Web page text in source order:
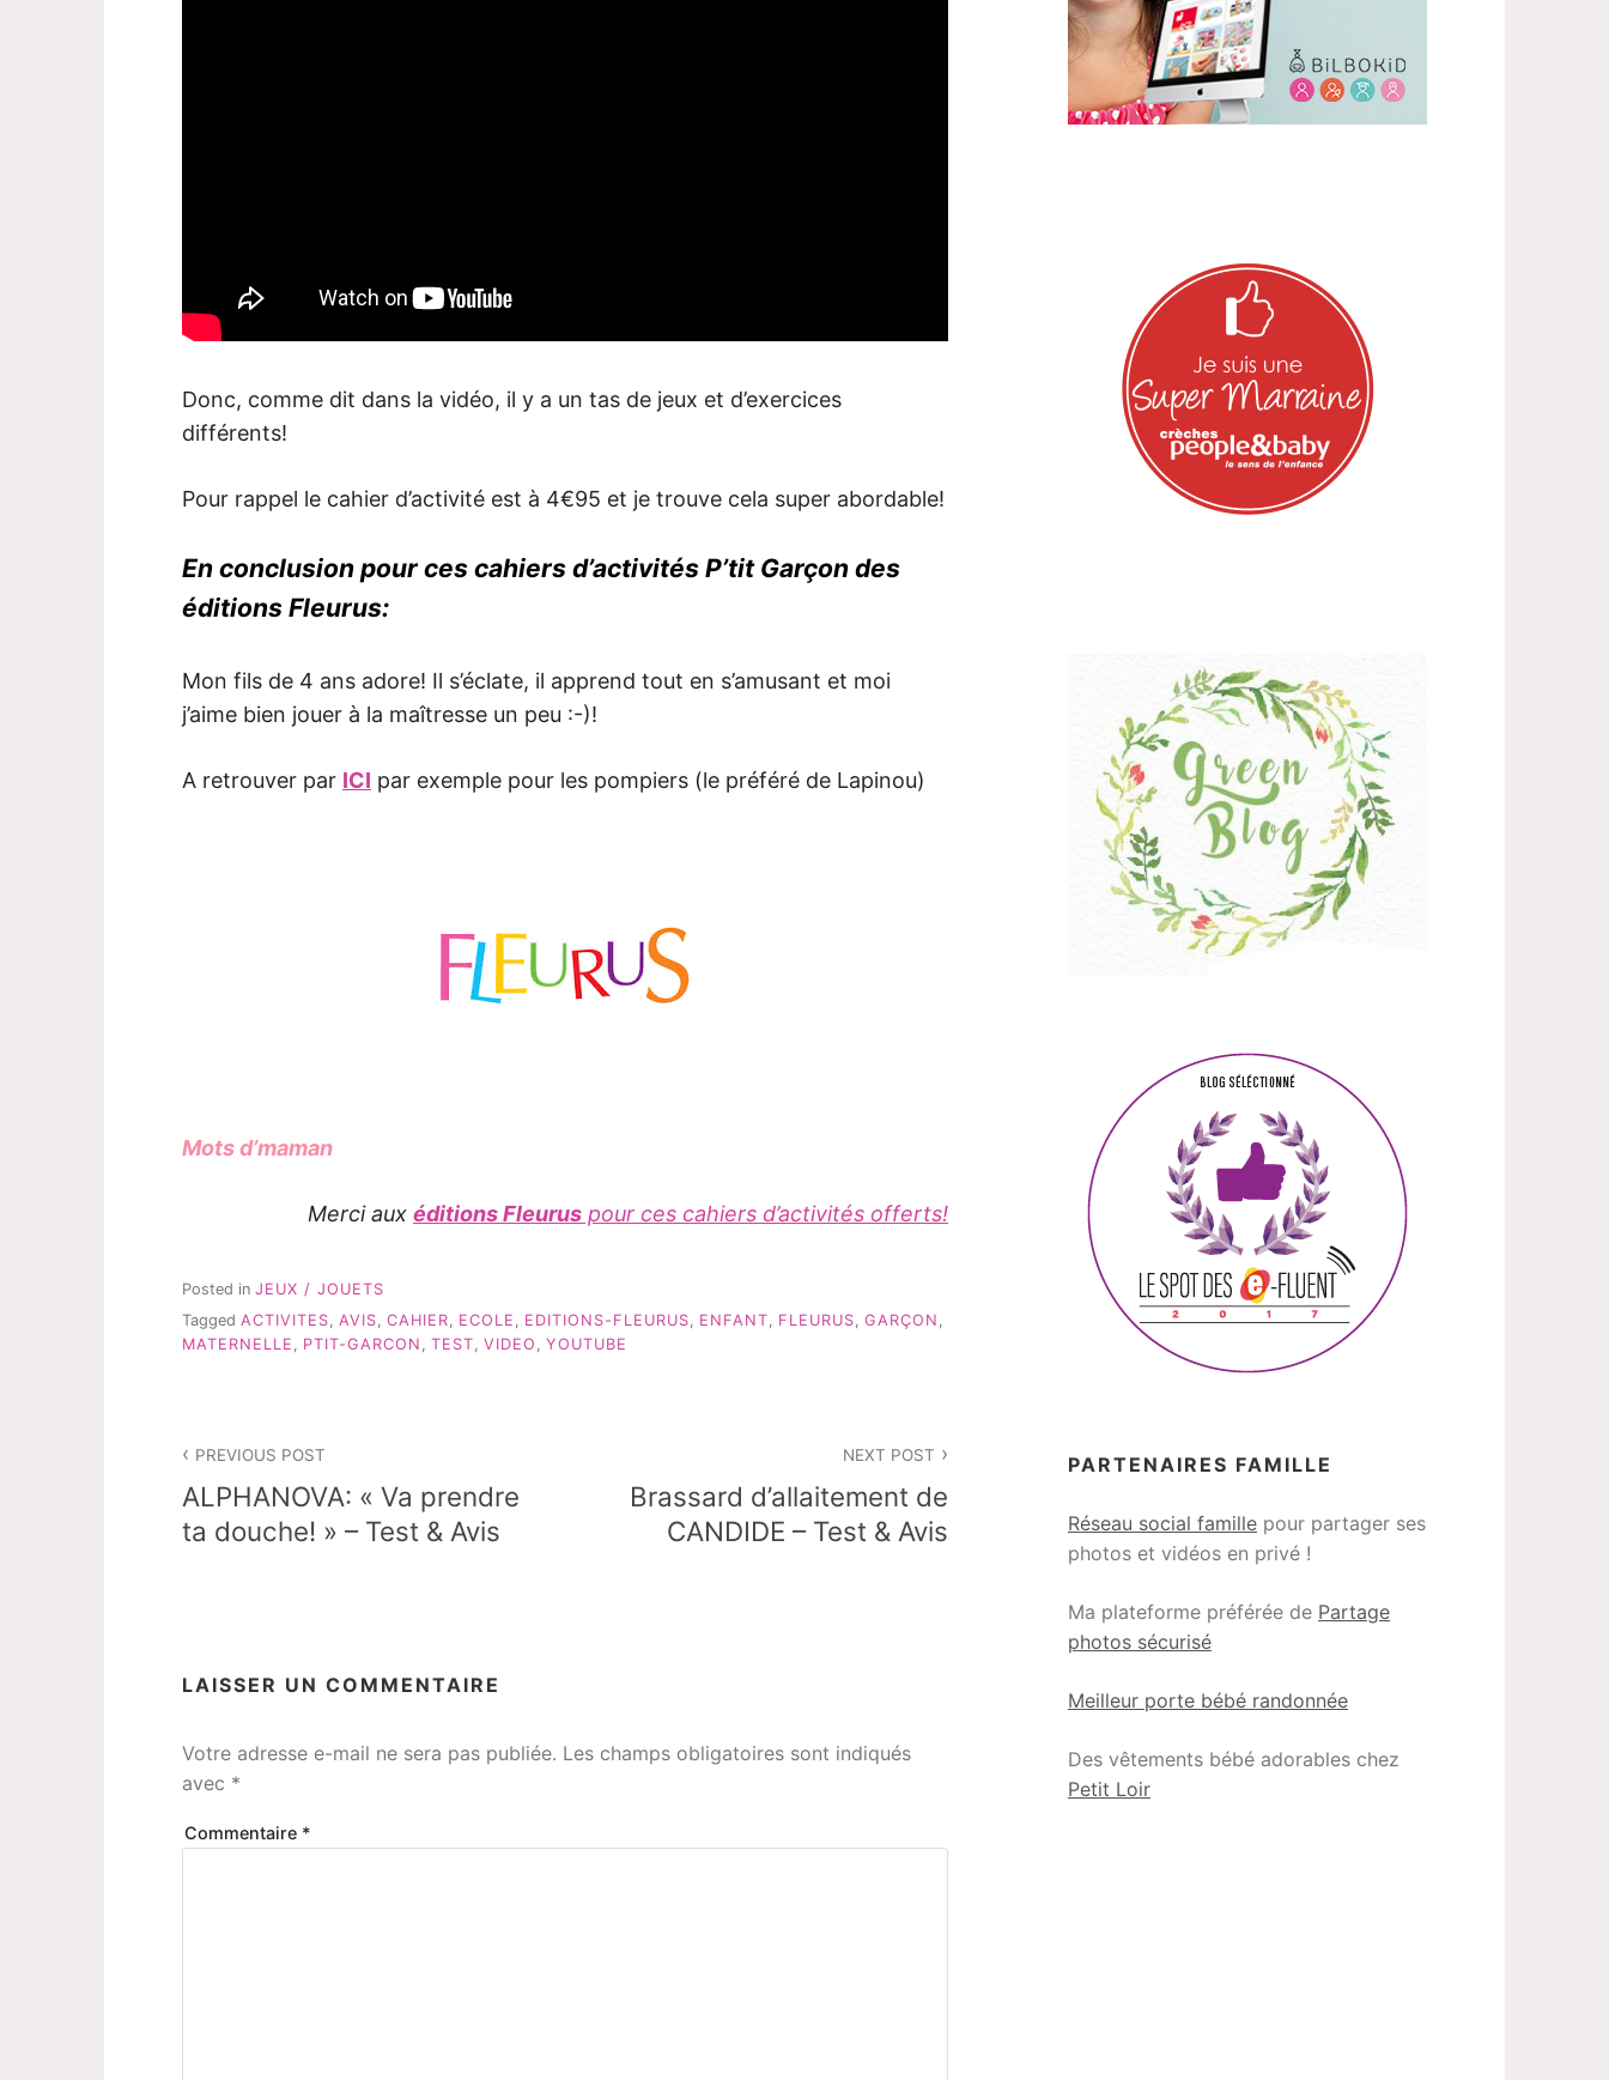
Donc, comme dit dans la vidéo, il y a un tas de jeux et d’exercices
différents!
Pour rappel le cahier d’activité est à 4€95 et je trouve cela super abordable!
En conclusion pour ces cahiers d’activités P’tit Garçon des
éditions Fleurus:
Mon fils de 4 ans adore! Il s’éclate, il apprend tout en s’amusant et moi
j’aime bien jouer à la maîtresse un peu :-)!
A retrouver par ICI par exemple pour les pompiers (le préféré de Lapinou)
Mots d’maman
Merci aux éditions Fleurus pour ces cahiers d’activités offerts!
Posted in JEUX / JOUETS
Tagged ACTIVITES, AVIS, CAHIER, ECOLE , EDITIONS-FLEURUS, ENFANT, FLEURUS, GARÇON ,
MATERNELLE , PTIT-GARCON , TEST, VIDEO , YOUTUBE
de
l’article
PREVIOUS POST
ALPHANOVA: « Va prendre
ta douche! » – Test & Avis
NEXT POST
Brassard d’allaitement de
CANDIDE – Test & Avis
LAISSER UN COMMENTAIRE
Votre adresse e-mail ne sera pas publiée. Les champs obligatoires sont indiqués
avec *
Commentaire *
PARTENAIRES FAMILLE
Réseau social famille pour partager ses
photos et vidéos en privé !
Ma plateforme préférée de Partage
photos sécurisé
Meilleur porte bébé randonnée
Des vêtements bébé adorables chez
Petit Loir